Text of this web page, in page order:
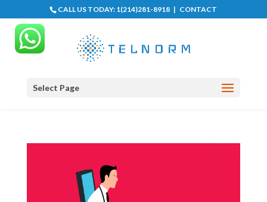
CALL US TODAY: 1(214)281-8918 | CONTACT
Select Page